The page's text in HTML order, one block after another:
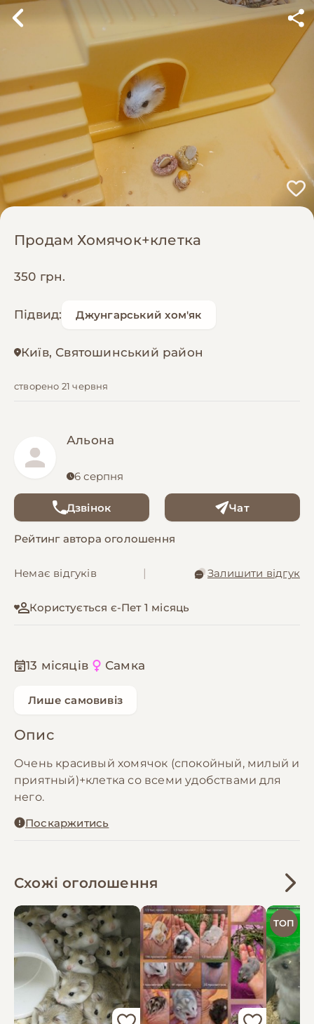
Продам Хомячок+клетка
350 грн.
Підвид: Джунгарський хом'як
Київ, Святошинський район
створено 21 червня
Альона
6 серпня
Дзвінок Чат
Рейтинг автора оголошення
Немає відгуків Залишити відгук
Користується є-Пет 1 місяць
13 місяців Самка
Лише самовивіз
Опис
Очень красивый хомячок (спокойный, милый и
приятный)+клетка со всеми удобствами для
него.
Поскаржитись
Схожі оголошення
ТОП